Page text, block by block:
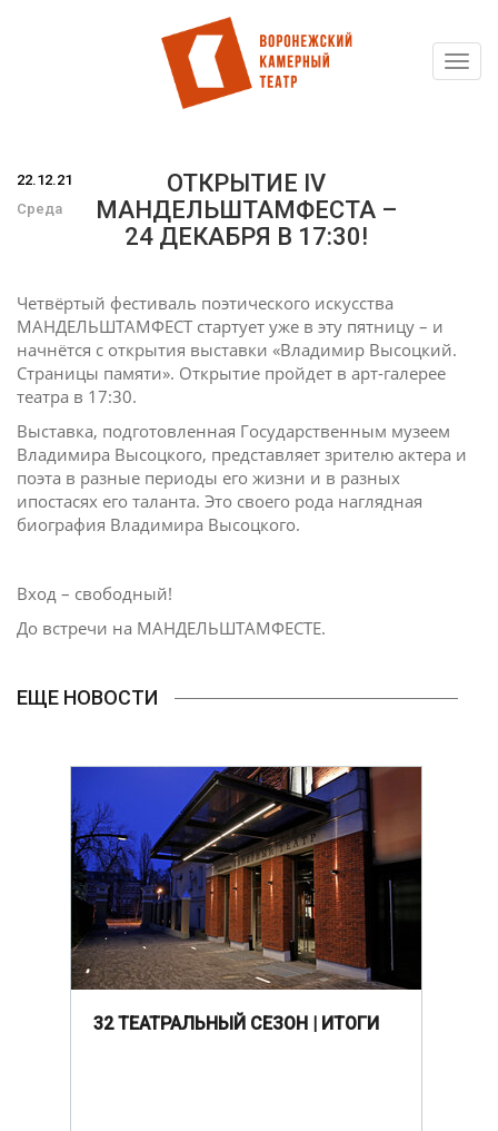
22.12.21
Среда
ОТКРЫТИЕ IV
МАНДЕЛЬШТАМФЕСТА –
24 ДЕКАБРЯ В 17:30!
Четвёртый фестиваль поэтического искусства
МАНДЕЛЬШТАМФЕСТ стартует уже в эту пятницу – и
начнётся с открытия выставки «Владимир Высоцкий.
Страницы памяти». Открытие пройдет в арт-галерее
театра в 17:30.
Выставка, подготовленная Государственным музеем
Владимира Высоцкого, представляет зрителю актера и
поэта в разные периоды его жизни и в разных
ипостасях его таланта. Это своего рода наглядная
биография Владимира Высоцкого.
Вход – свободный!
До встречи на МАНДЕЛЬШТАМФЕСТЕ.
ЕЩЕ НОВОСТИ
32 ТЕАТРАЛЬНЫЙ СЕЗОН | ИТОГИ